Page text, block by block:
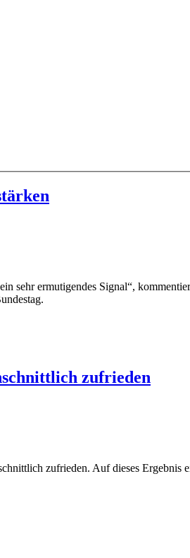
sehr ermutigendes Signal“,
zufrieden
zufrieden. Auf dieses Ergebnis